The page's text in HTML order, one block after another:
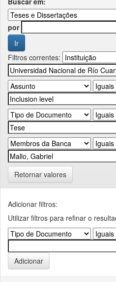
por
Filtros correntes:
Retornar valores
Adicionar filtros:
Utilizar filtros para refinar o